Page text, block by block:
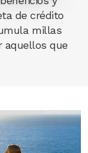
de crédito
millas
aquellos que